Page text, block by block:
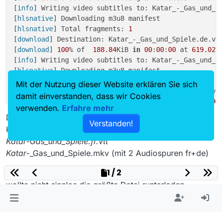
[info] Writing video subtitles to: Katar_-
[ hlsnative] Downloading m3u8 manifest
[ hlsnative] Total fragments: 1
[download ] Destination: Katar_-
[download ] 100% of 188.84KiB in 00: 00: 00 at 619.02
[info] Writing video subtitles to: Katar_-
[hlsnative] Downloading m3u8 manifest
[hlsnative ] Total fragments:
] Destination: Katar_-
[download] 100% of 195.06 KiB in 00:00 672.29
[hlsnative] Downloading m3u8 manifest
] Total fragments: 933
] Destination: Katar_-_Gas_und_Spiele.fVA-
[download] 100% of 200.63MiB in 00:02:06 at 1.58
[hlsnative] Downloading m3u8 manifest
[hlsnative] Total fragments: 934
[download
] Destination: Katar_-_Gas_und_Spiele.fVA-
[download ] 100% of 88.18MiB in 00:01:25 at
[hlsnative
Das endet mit den 3 Dateien
Katar_-
Gas_und_Spiele.de.vtt
Katar-Gas_und_Spiele.fr.vtt
Katar-_Gas_und_Spiele.mkv (mit 2 Audiospuren fr+de)
In meinen Beispiel hab ich “wv” (worst video) benutzt,
wollte nicht sinnlos die größte Datei runterladen.
Untertitel nur für Französisch mit “–sub-langs fr”, oder
1 / 2
Mit der Nutzung dieser Website erklären Sie sich
damit einverstanden, dass wir Cookies
verwenden. Erfahre mehr
Verstanden!